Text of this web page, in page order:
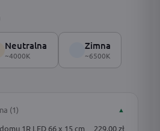
Neutralna
~4000K
Zimna
~6500K
(1) ▲
1R LED 66 x 15 cm
229,00 zł